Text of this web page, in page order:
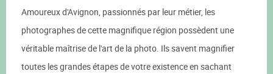
Amoureux d'Avignon, passionnés par leur métier, les
photographes de cette magnifique région possèdent une
véritable maîtrise de l'art de la photo. Ils savent magnifier
toutes les grandes étapes de votre existence en sachant